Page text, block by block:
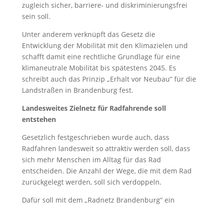
zugleich sicher, barriere- und diskriminierungsfrei
sein soll.
Unter anderem verknüpft das Gesetz die
Entwicklung der Mobilität mit den Klimazielen und
schafft damit eine rechtliche Grundlage für eine
klimaneutrale Mobilität bis spätestens 2045. Es
schreibt auch das Prinzip „Erhalt vor Neubau“ für die
Landstraßen in Brandenburg fest.
Landesweites Zielnetz für Radfahrende soll
entstehen
Gesetzlich festgeschrieben wurde auch, dass
Radfahren landesweit so attraktiv werden soll, dass
sich mehr Menschen im Alltag für das Rad
entscheiden. Die Anzahl der Wege, die mit dem Rad
zurückgelegt werden, soll sich verdoppeln.
Dafür soll mit dem „Radnetz Brandenburg“ ein